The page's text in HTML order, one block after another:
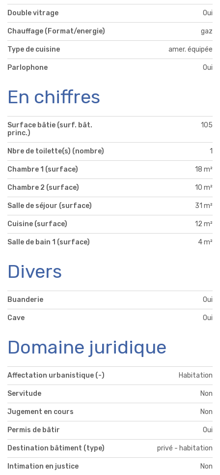
Double vitrage Oui
Chauffage (Format/energie) gaz
Type de cuisine amer. équipée
Parlophone Oui
En chiffres
Surface bâtie (surf. bât.
princ.)
105
Nbre de toilette(s) (nombre) 1
Chambre 1 (surface) 18 m²
Chambre 2 (surface) 10 m²
Salle de séjour (surface) 31 m²
Cuisine (surface) 12 m²
Salle de bain 1 (surface) 4 m²
Divers
Buanderie Oui
Cave Oui
Domaine juridique
Affectation urbanistique (-) Habitation
Servitude Non
Jugement en cours Non
Permis de bâtir Oui
Destination bâtiment (type) privé - habitation
Intimation en justice Non